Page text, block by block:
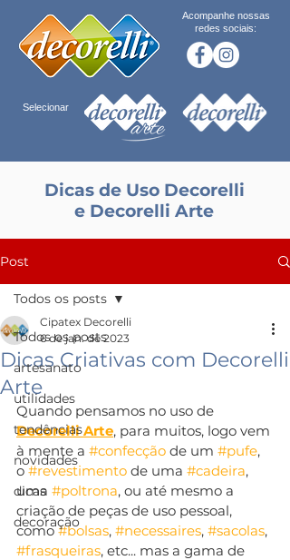
Acompanhe nossas
redes sociais:
Selecionar
Dicas de Uso Decorelli
e Decorelli Arte
Post
Todos os posts
artesanato
utilidades
tendências
novidades
dicas
decoração
Todos os posts
Dicas Criativas com Decorelli
Arte
Cipatex Decorelli
6 de jan. de 2023
Quando pensamos no uso de
Decorelli Arte, para muitos, logo vem
à mente a #confecção de um #pufe,
o #revestimento de uma #cadeira,
uma #poltrona, ou até mesmo a
criação de peças de uso pessoal,
como #bolsas, #necessaires, #sacolas,
#frasqueiras, etc... mas a gama de